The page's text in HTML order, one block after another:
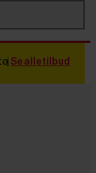
Se alle tilbud